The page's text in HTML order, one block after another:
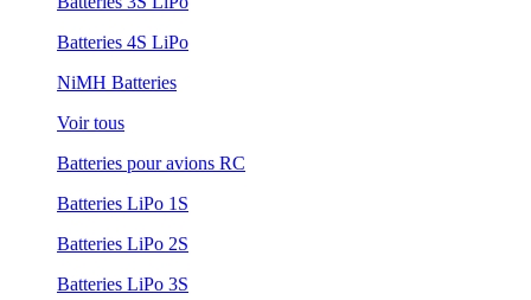
Batteries 4S LiPo
NiMH Batteries
Voir tous
Batteries pour avions RC
Batteries LiPo 1S
Batteries LiPo 2S
Batteries LiPo 3S